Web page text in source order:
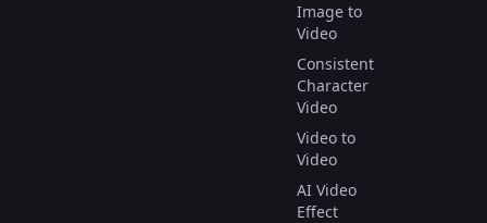
Image to
Video
Consistent
Character
Video
Video to
Video
AI Video
Effect